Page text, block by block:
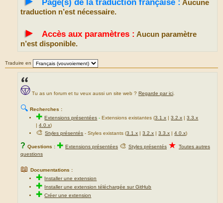
Page(s) de la traduction française : Aucune
traduction n’est nécessaire.
► Accès aux paramètres : Aucun paramètre
n’est disponible.
Traduire en
Tu as un forum et tu veux aussi un site web ? Regarde par ici
🔍 Recherches :
✚Extensions présentées -Extensions existantes (3.1.x |3.2.x |3.3.x
|4.0.x)
🎨Styles présentés - Styles existants (3.1.x |3.2.x |3.3.x |4.0.x)
? Questions : ✚ Extensions présentées 🎨 Styles présentés ★ Toutes autres
questions
📖 Documentations :
✚ Installer une extension
✚ Installer une extension téléchargée sur GitHub
✚Créer une extension